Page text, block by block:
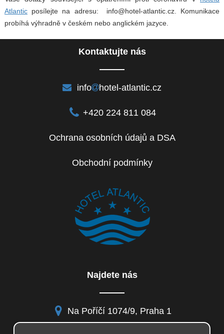
Atlanticposílejte na adresu: info@hotel-atlantic.cz. Komunikace
probíhá výhradně v českém nebo anglickém jazyce.
Kontaktujte nás
info hotel-atlantic.cz
+420 224 811 084
Ochrana osobních údajů a DSA
Obchodní podmínky
Najdete nás
Na Poříčí 1074/9, Praha 1